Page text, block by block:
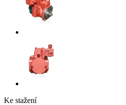
Ke stažení